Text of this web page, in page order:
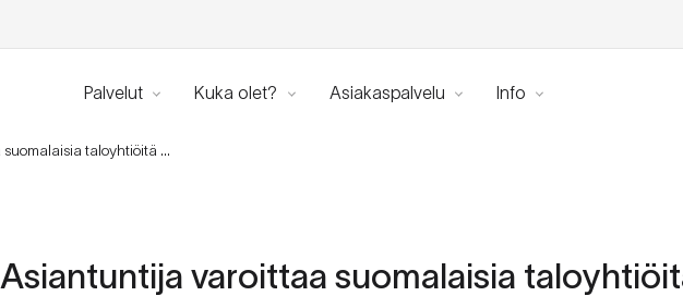
Palvelut Kuka olet? Asiakaspalvelu Info
Asiantuntija varoittaa suomalaisia taloyhtiöitä uhkaavasta katastrofista – Asukkaat autuaan tietämättömiä
Asiantuntija varoittaa suomalaisia